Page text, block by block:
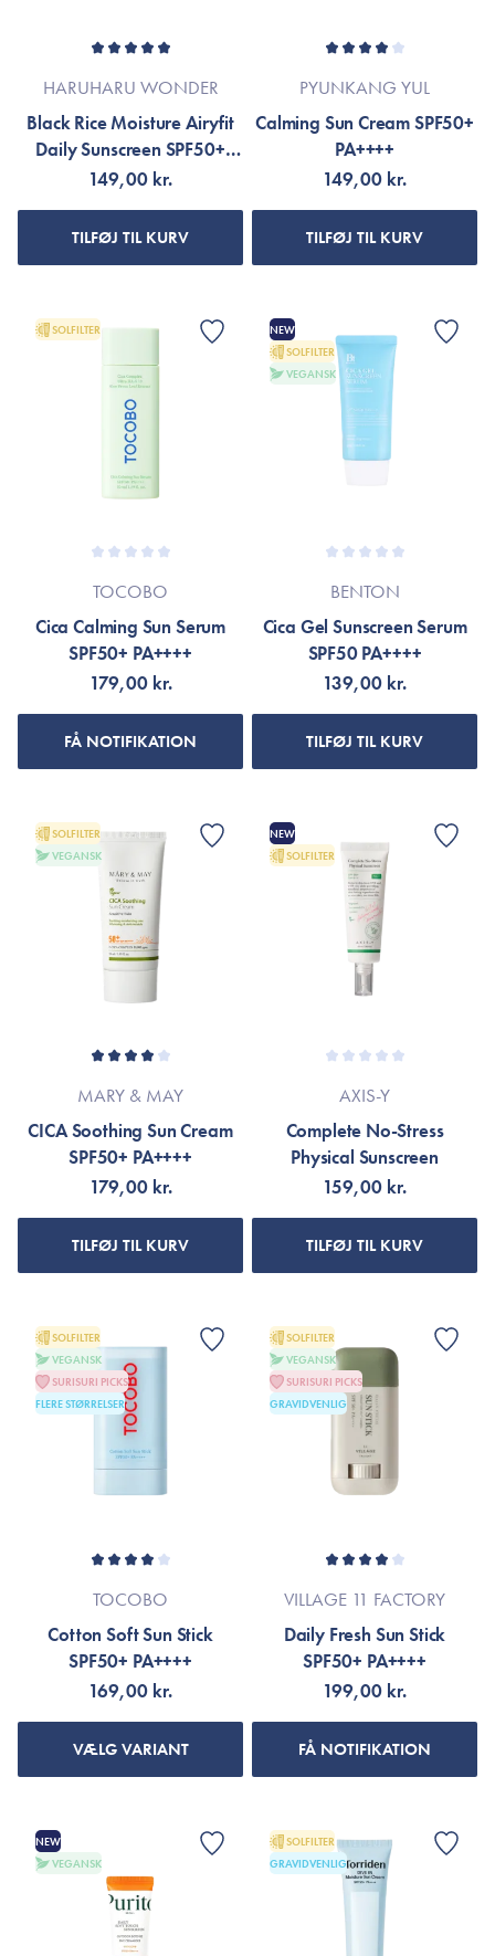
HARUHARU WONDER
Black Rice Moisture Airyfit
Daily Sunscreen SPF50+
PA++++
149,00 kr.
TILFØJ TIL KURV
PYUNKANG YUL
Calming Sun Cream SPF50+
PA++++
149,00 kr.
TILFØJ TIL KURV
SOLFILTER
TOCOBO
Cica Calming Sun Serum
SPF50+ PA++++
179,00 kr.
FÅ NOTIFIKATION
NEW
SOLFILTER
VEGANSK
BENTON
Cica Gel Sunscreen Serum
SPF50 PA++++
139,00 kr.
TILFØJ TIL KURV
SOLFILTER
VEGANSK
MARY & MAY
CICA Soothing Sun Cream
SPF50+ PA++++
179,00 kr.
TILFØJ TIL KURV
NEW
SOLFILTER
AXIS-Y
Complete No-Stress
Physical Sunscreen
159,00 kr.
TILFØJ TIL KURV
SOLFILTER
VEGANSK
SURISURI PICKS
FLERE STØRRELSER
TOCOBO
Cotton Soft Sun Stick
SPF50+ PA++++
169,00 kr.
VÆLG VARIANT
SOLFILTER
VEGANSK
SURISURI PICKS
GRAVIDVENLIG
VILLAGE 11 FACTORY
Daily Fresh Sun Stick
SPF50+ PA++++
199,00 kr.
FÅ NOTIFIKATION
NEW
VEGANSK
SOLFILTER
GRAVIDVENLIG